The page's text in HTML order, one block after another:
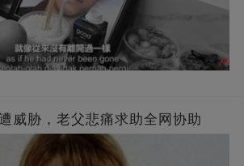
威胁，老父悲痛求助全网协助